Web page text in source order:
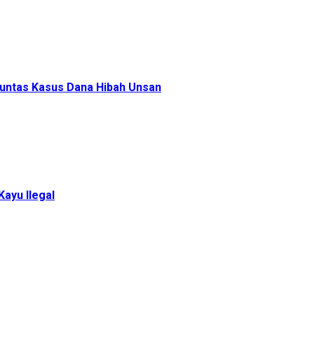
Kasus Dana Hibah Unsan
Ilegal